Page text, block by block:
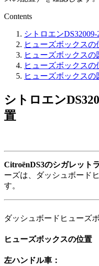
Contents
シトロエン
ヒューズボックスの
ヒューズボックスの
ヒューズボックスの
ヒューズボックスの
シトロエン
置
CitroënDS3のシガレット
ーズは、ダッシュボード
す。
ダッシュボードヒューズ
ヒューズボックスの位置
左ハンドル車：